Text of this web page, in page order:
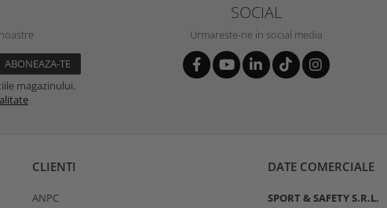
magazinului.
SOCIAL
Urmareste-ne in social media
CLIENTI
ANPC
DATE COMERCIALE
SPORT & SAFETY S.R.L.